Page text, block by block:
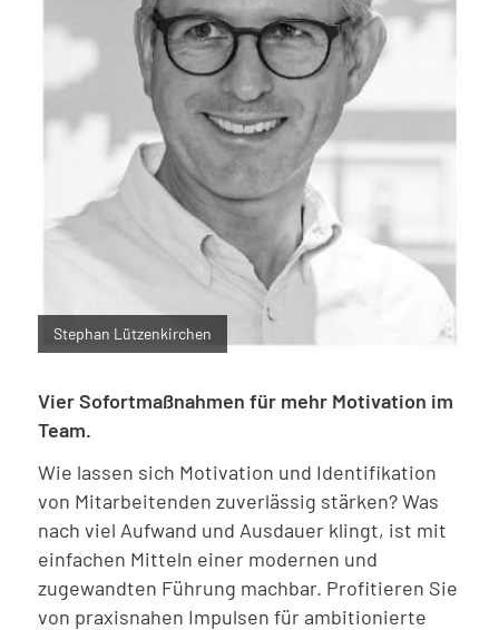
Stephan Lützenkirchen
Vier Sofortmaßnahmen für mehr Motivation im
Team.
Wie lassen sich Motivation und Identifikation
von Mitarbeitenden zuverlässig stärken? Was
nach viel Aufwand und Ausdauer klingt, ist mit
einfachen Mitteln einer modernen und
zugewandten Führung machbar. Profitieren Sie
von praxisnahen Impulsen für ambitionierte